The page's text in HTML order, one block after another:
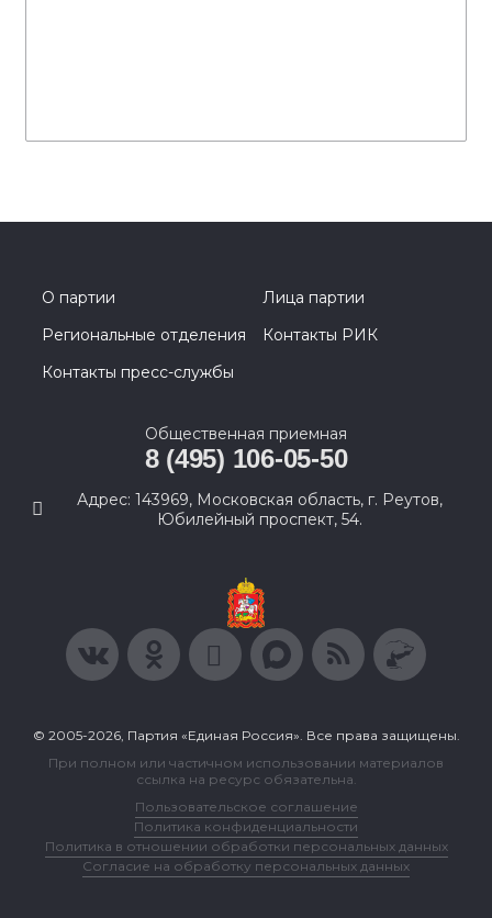
О партии
Лица партии
Региональные отделения
Контакты РИК
Контакты пресс-службы
Общественная приемная
8 (495) 106-05-50
Адрес: 143969, Московская область, г. Реутов,
Юбилейный проспект, 54.
© 2005-2026, Партия «Единая Россия». Все права защищены.
При полном или частичном использовании материалов
ссылка на ресурс обязательна.
Пользовательское соглашение
Политика конфиденциальности
Политика в отношении обработки персональных данных
Согласие на обработку персональных данных